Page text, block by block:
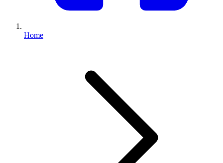
Home